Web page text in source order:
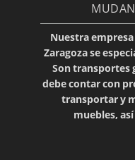
Nuestra
Zaragoza se
Son transportes
debe contar con
transportar y
muebles,